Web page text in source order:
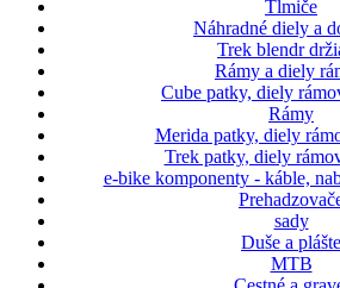
Tlmiče
Náhradné diely a
Trek blendr
Rámy a diely
Cube patky, diely
Rámy
Merida patky, diely
Trek patky, diely
e-bike komponenty - káble,
sady
Duše a plášte
MTB